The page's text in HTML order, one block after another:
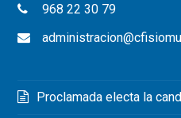
968 22 30 79
Proclamada electa la